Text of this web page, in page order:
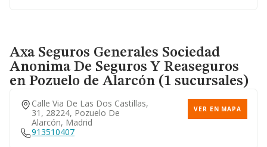
917702349
Calle Lagasca, 95, 28006,
Madrid, Madrid
VER EN MAPA
Axa Seguros Generales Sociedad
Anonima De Seguros Y Reaseguros
en Pozuelo de Alarcón (1 sucursales)
Calle Via De Las Dos Castillas,
31, 28224, Pozuelo De
Alarcón, Madrid
VER EN MAPA
913510407